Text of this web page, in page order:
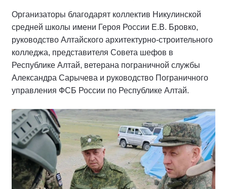
Организаторы благодарят коллектив Никулинской
средней школы имени Героя России Е.В. Бровко,
руководство Алтайского архитектурно-строительного
колледжа, представителя Совета шефов в
Республике Алтай, ветерана пограничной службы
Александра Сарычева и руководство Пограничного
управления ФСБ России по Республике Алтай.